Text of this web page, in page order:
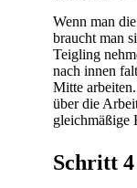
Wenn man
braucht man
Teigling
nach innen
Mitte
über die
gleichmäßige
Schritt 4